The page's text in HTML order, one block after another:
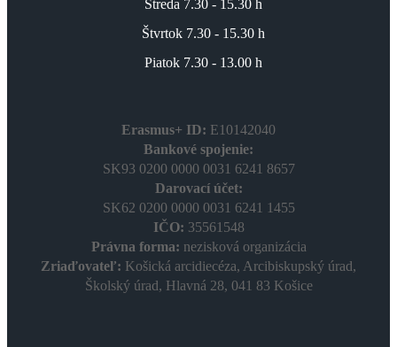
Streda 7.30 - 15.30 h
Štvrtok 7.30 - 15.30 h
Piatok 7.30 - 13.00 h
Erasmus+ ID: E10142040
Bankové spojenie:
SK93 0200 0000 0031 6241 8657
Darovací účet:
SK62 0200 0000 0031 6241 1455
IČO: 35561548
Právna forma: nezisková organizácia
Zriaďovateľ: Košická arcidiecéza, Arcibiskupský úrad,
Školský úrad, Hlavná 28, 041 83 Košice